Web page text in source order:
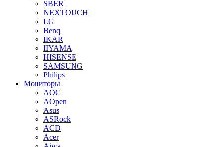
SBER
NEXTOUCH
LG
Benq
IKAR
IIYAMA
HISENSE
SAMSUNG
Philips
Мониторы
AOC
AOpen
Asus
ASRock
ACD
Acer